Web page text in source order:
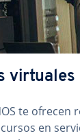
virtuales
te ofrecen
en